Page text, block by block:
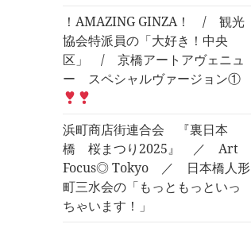
！AMAZING GINZA！ / 観光
協会特派員の「大好き！中央
区」 / 京橋アートアヴェニュ
ー スペシャルヴァージョン①
浜町商店街連合会 『裏日本
橋 桜まつり2025』 ／ Art
Focus◎ Tokyo ／ 日本橋人形
町三水会の「もっともっといっ
ちゃいます！」